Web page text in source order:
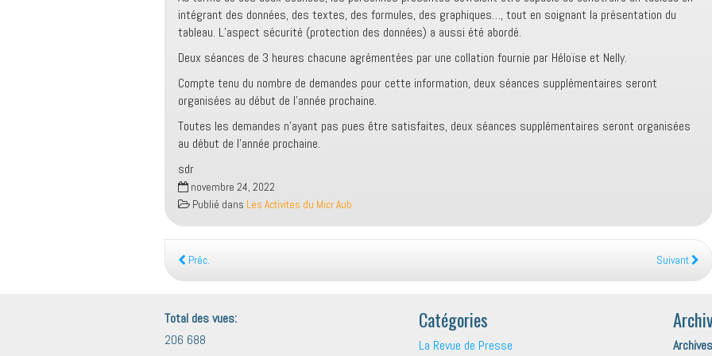
intégrant des données, des textes, des formules, des graphiques…, tout en soignant la présentation du
tableau. L’aspect sécurité (protection des données) a aussi été abordé.
Deux séances de 3 heures chacune agrémentées par une collation fournie par Héloïse et Nelly.
Compte tenu du nombre de demandes pour cette information, deux séances supplémentaires seront
organisées au début de l’année prochaine.
Toutes les demandes n’ayant pas pues être satisfaites, deux séances supplémentaires seront organisées
au début de l’année prochaine.
sdr
novembre 24, 2022
Publié dans Les Activites du Micr Aub
Préc. Suivant
Total des vues:
206 688
Catégories
La Revue de Presse
Archives